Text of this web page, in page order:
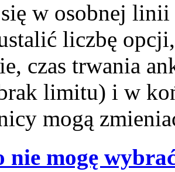
w osobnej
liczbę
czas trwania
limitu) i w
mogą
nie mogę